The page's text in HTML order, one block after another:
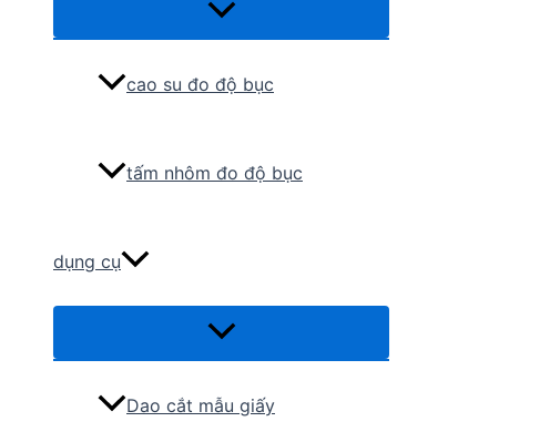
Menu
cao su đo độ bục
tấm nhôm đo độ bục
dụng cụ
Menu
Dao cắt mẫu giấy